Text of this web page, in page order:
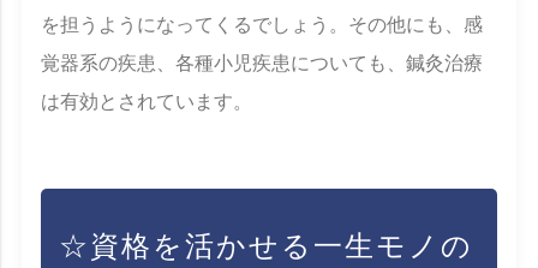
を担うようになってくるでしょう。その他にも、感
覚器系の疾患、各種小児疾患についても、鍼灸治療
は有効とされています。
☆資格を活かせる一生モノの